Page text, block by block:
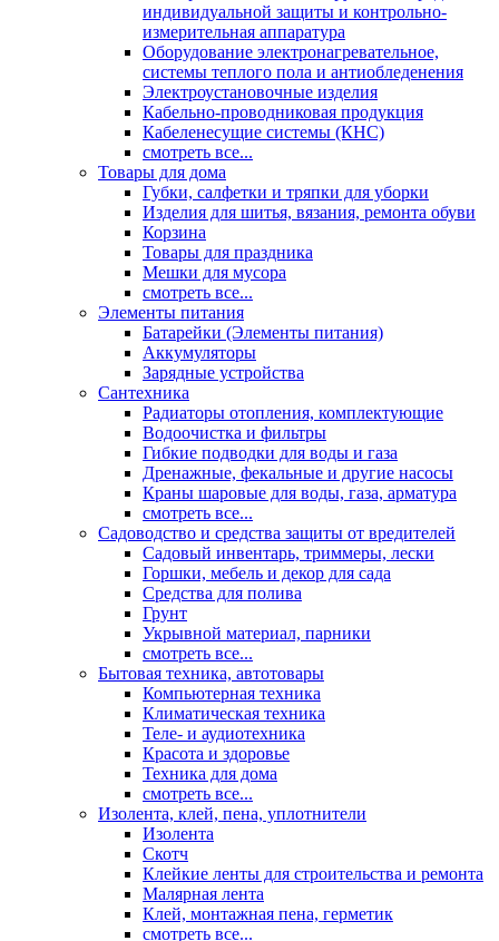
индивидуальной защиты и контрольно-
измерительная аппаратура
Оборудование электронагревательное,
системы теплого пола и антиобледенения
Электроустановочные изделия
Кабельно-проводниковая продукция
Кабеленесущие системы (КНС)
смотреть все...
Товары для дома
Губки, салфетки и тряпки для уборки
Изделия для шитья, вязания, ремонта обуви
Корзина
Товары для праздника
Мешки для мусора
смотреть все...
Элементы питания
Батарейки (Элементы питания)
Аккумуляторы
Зарядные устройства
Сантехника
Радиаторы отопления, комплектующие
Водоочистка и фильтры
Гибкие подводки для воды и газа
Дренажные, фекальные и другие насосы
Краны шаровые для воды, газа, арматура
смотреть все...
Садоводство и средства защиты от вредителей
Садовый инвентарь, триммеры, лески
Горшки, мебель и декор для сада
Средства для полива
Грунт
Укрывной материал, парники
смотреть все...
Бытовая техника, автотовары
Компьютерная техника
Климатическая техника
Теле- и аудиотехника
Красота и здоровье
Техника для дома
смотреть все...
Изолента, клей, пена, уплотнители
Изолента
Скотч
Клейкие ленты для строительства и ремонта
Малярная лента
Клей, монтажная пена, герметик
смотреть все...